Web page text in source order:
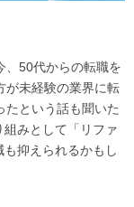
、50代からの転職を
が未経験の業界に転
たという話も聞いた
みとして「リファ
抑えられるかもし